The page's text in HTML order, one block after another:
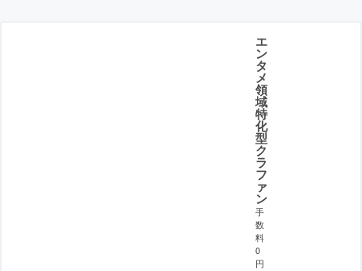
エ
ン
タ
メ
領
域
特
化
型
ク
ラ
フ
ァ
ン
手
数
料
0
円